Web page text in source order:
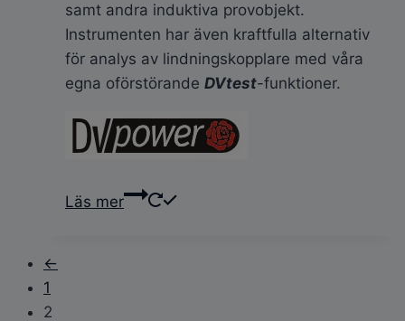
samt andra induktiva provobjekt.
Instrumenten har även kraftfulla alternativ
för analys av lindningskopplare med våra
egna oförstörande DVtest-funktioner.
Läs mer
←
1
2